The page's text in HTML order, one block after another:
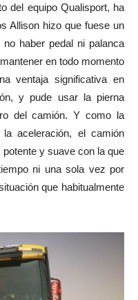
del equipo Qualisport, ha
Allison hizo que fuese un
haber pedal ni palanca
en todo momento
ventaja significativa en
y pude usar la pierna
del camión. Y como la
aceleración, el camión
y suave con la que
ni una sola vez por
que habitualmente